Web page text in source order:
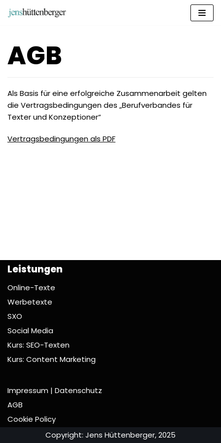
Zum
AGB
Als Basis für eine erfolgreiche Zusammenarbeit gelten
die Vertragsbedingungen des „Berufverbandes für
Texter und Konzeptioner“
Vertragsbedingungen als PDF
Leistungen
Online-Texte
Werbetexte
SXO
Social Media
Kurs: SEO-Texten
Kurs: Content Marketing
Impressum | Datenschutz
AGB
Cookie Policy
Copyright: Jens Hüttenberger, 2025